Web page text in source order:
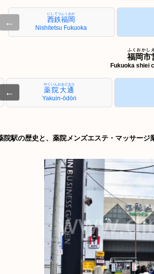
← 西鉄福岡
にしてつふくおか
Nishitetsu Fukuoka
福岡市
ふくおかし
Fukuoka shiei
← 薬院大通
やくいんおおどおり
Yakuin-ōdōri
院駅の歴史と、薬院メンズエステ・マッサージ